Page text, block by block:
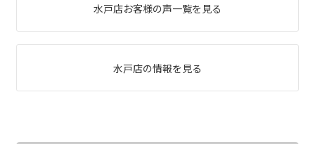
水戸店お客様の声一覧を見る
水戸店の情報を見る